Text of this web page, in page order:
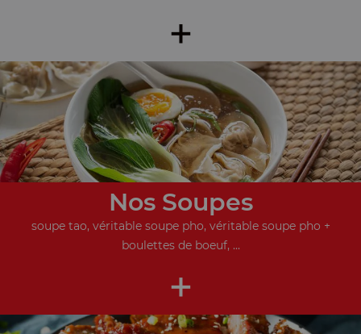
+
Nos Soupes
soupe tao, véritable soupe pho, véritable soupe pho +
boulettes de boeuf, ...
+